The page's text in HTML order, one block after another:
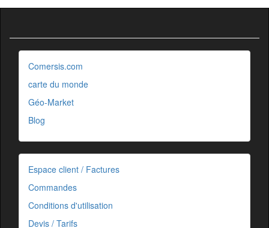
Comersis.com
carte du monde
Géo-Market
Blog
Espace client / Factures
Commandes
Conditions d'utilisation
Devis / Tarifs